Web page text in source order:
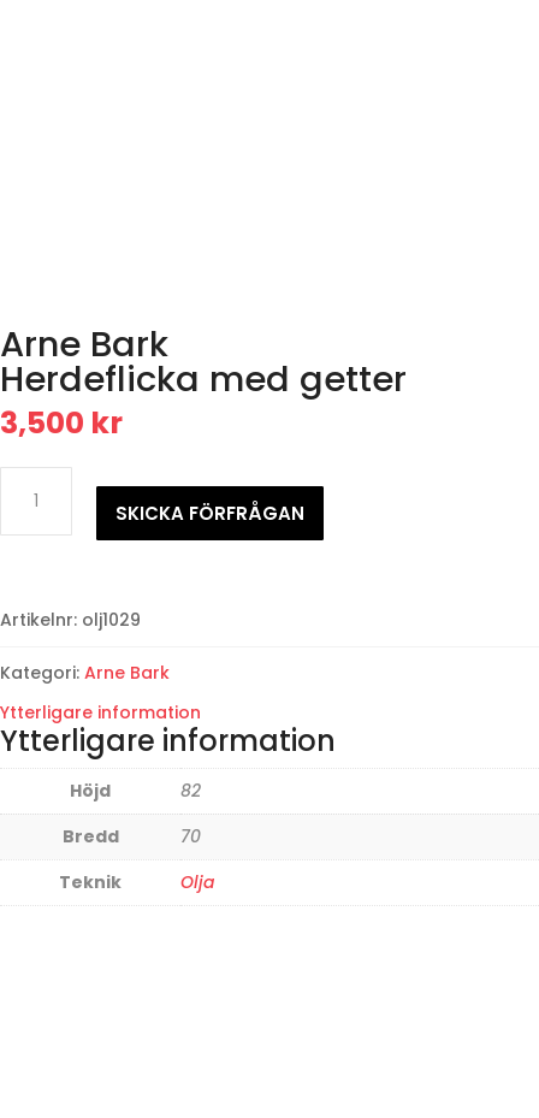
Arne Bark
Herdeflicka med getter
3,500 kr
BarkHerdeflicka
med
SKICKA FÖRFRÅGAN
Artikelnr: olj1029
Kategori: Arne Bark
Ytterligare information
Ytterligare information
Höjd
82
Bredd
70
Teknik
Olja